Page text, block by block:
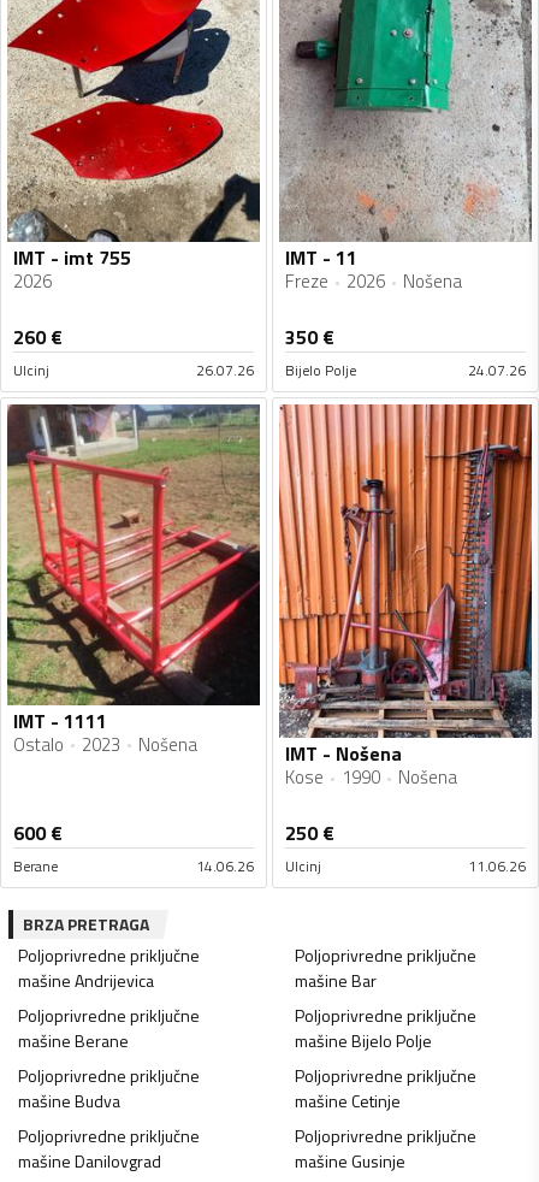
IMT - imt 755
2026
260€
Ulcinj 26.07.26
IMT - 11
Freze 2026 Nošena
350€
Bijelo Polje 24.07.26
IMT - 1111
Ostalo 2023 Nošena
600€
Berane 14.06.26
IMT - Nošena
Kose 1990 Nošena
250€
Ulcinj 11.06.26
BRZA PRETRAGA
Poljoprivredne priključne
mašineAndrijevica
Poljoprivredne priključne
mašineBar
Poljoprivredne priključne
mašineBerane
Poljoprivredne priključne
mašineBijelo Polje
Poljoprivredne priključne
mašineBudva
Poljoprivredne priključne
mašineCetinje
Poljoprivredne priključne
mašineDanilovgrad
Poljoprivredne priključne
mašineGusinje